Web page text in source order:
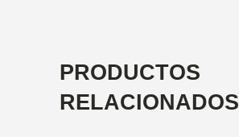
PRODUCTOS
RELACIONADOS